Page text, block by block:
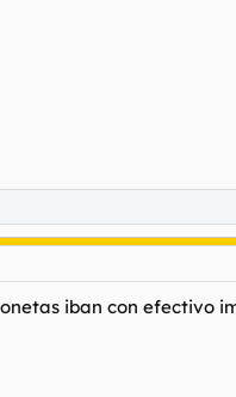
iban con efectivo